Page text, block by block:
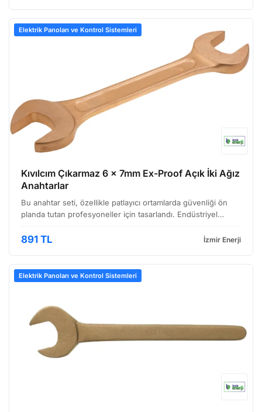
Elektrik Panoları ve Kontrol Sistemleri
Kıvılcım Çıkarmaz 6 x 7mm Ex-Proof Açık İki Ağız
Anahtarlar
Bu anahtar seti, özellikle patlayıcı ortamlarda güvenliği ön
planda tutan profesyoneller için tasarlandı. Endüstriyel
operasyonlarında sıkça kullanılan bu kıvılcım çıkarma…
891 TL İzmir Enerji
Elektrik Panoları ve Kontrol Sistemleri